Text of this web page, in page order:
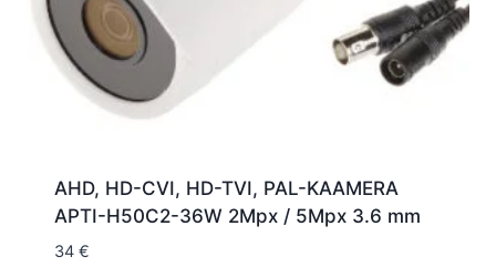
AHD, HD-CVI, HD-TVI, PAL-KAAMERA
APTI-H50C2-36W 2Mpx / 5Mpx 3.6 mm
34 €